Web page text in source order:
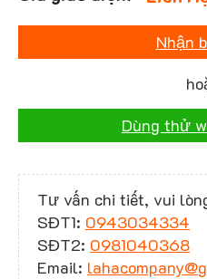
Nhận
Dùng thử
Tư vấn chi tiết, vui
SĐT1: 0943034334
SĐT2: 0981040368
Email: